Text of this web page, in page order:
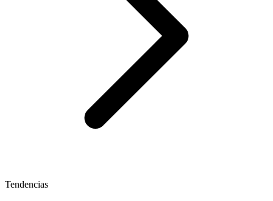
Tendencias